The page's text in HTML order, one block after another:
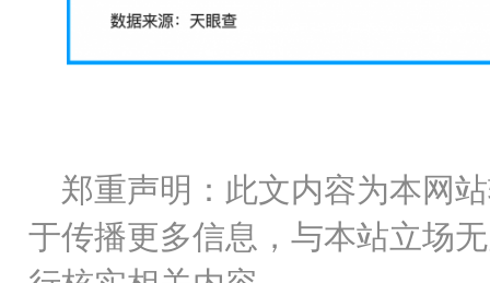
郑重声明：此文内容为本网
于传播更多信息，与本站立场